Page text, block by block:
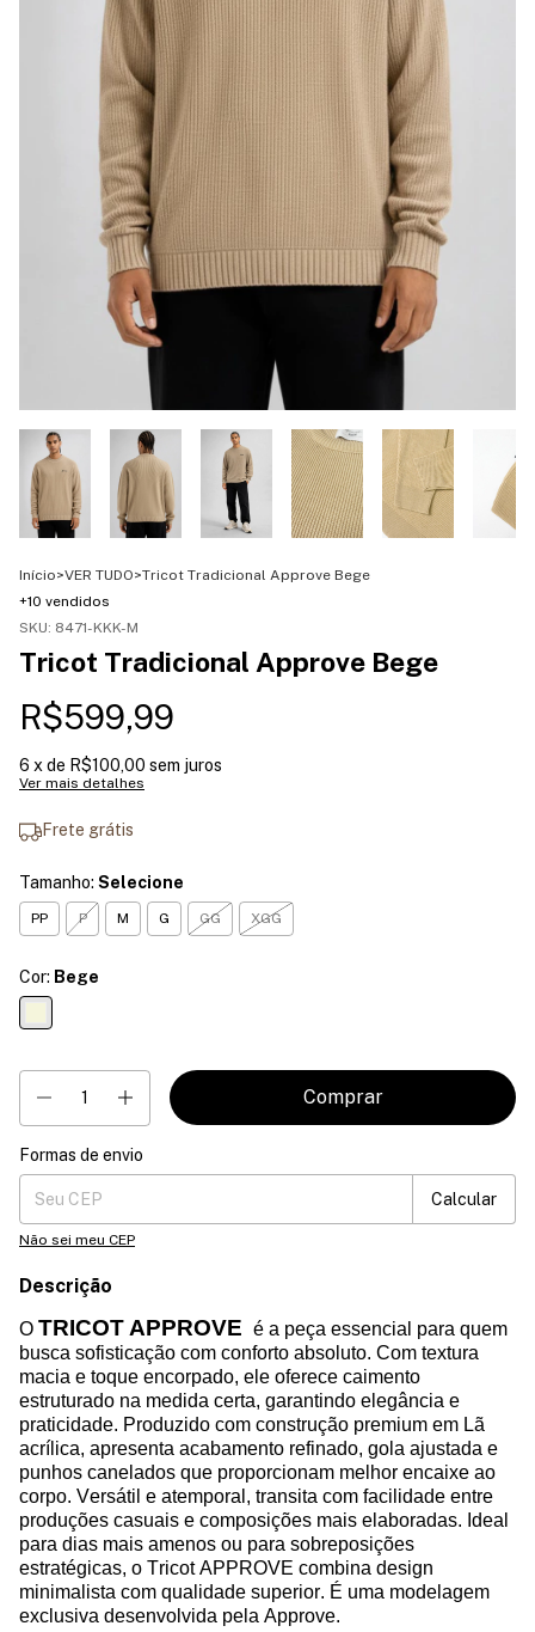
Início>VER TUDO>Tricot Tradicional Approve Bege
+10 vendidos
SKU: 8471-KKK-M
Tricot Tradicional Approve Bege
R$599,99
6 x de R$100,00 sem juros
Ver mais detalhes
Frete grátis
Tamanho: Selecione
PP P M G GG XGG
Cor: Bege
Entregas para o CEP:
Formas de envio
Calcular
Não sei meu CEP
Descrição
O TRICOT APPROVE é a peça essencial para quem
busca sofisticação com conforto absoluto. Com textura
macia e toque encorpado, ele oferece caimento
estruturado na medida certa, garantindo elegância e
praticidade. Produzido com construção premium em Lã
acrílica, apresenta acabamento refinado, gola ajustada e
punhos canelados que proporcionam melhor encaixe ao
corpo. Versátil e atemporal, transita com facilidade entre
produções casuais e composições mais elaboradas. Ideal
para dias mais amenos ou para sobreposições
estratégicas, o TricotAPPROVE combina design
minimalista com qualidade superior. É uma modelagem
exclusiva desenvolvida pela Approve.